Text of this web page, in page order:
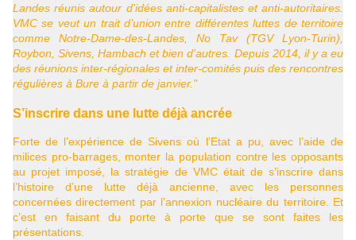
Landes réunis autour d’idées anti-capitalistes et anti-autoritaires.
VMC se veut un trait d’union entre différentes luttes de territoire
comme Notre-Dame-des-Landes, No Tav (TGVLyon-Turin),
Roybon, Sivens, Hambach et bien d’autres. Depuis 2014, il y a eu
des réunions inter-régionales et inter-comités puis des rencontres
régulières à Bure à partir de janvier."
S’inscrire dans une lutte déjà ancrée
Forte de l’expérience de Sivens où l’Etat a pu, avec l’aide de
milices pro-barrages, monter la population contre les opposants
au projet imposé, la stratégie de VMCétait de s’inscrire dans
l’histoire d’une lutte déjà ancienne, avec les personnes
concernées directement par l’annexion nucléaire du territoire. Et
c’est en faisant du porte à porte que se sont faites les
présentations.